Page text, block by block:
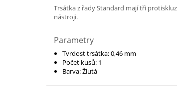
Trsátka z řady Standard mají tři
nástroji.
Parametry
Tvrdost trsátka: 0,46 mm
Počet kusů: 1
Barva: Žlutá